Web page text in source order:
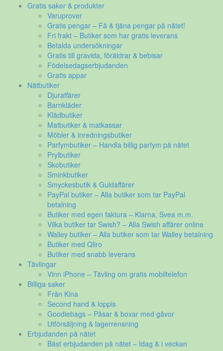
Gratis saker & produkter
Varuprover
Gratis pengar – Få & tjäna pengar på nätet!
Fri frakt – Butiker som har gratis leverans
Betalda undersökningar
Gratis till gravida, föräldrar & bebisar
Födelsedagserbjudanden
Gratis appar
Nätbutiker
Djuraffärer
Barnkläder
Klädbutiker
Matbutiker & matkassar
Möbler & inredningsbutiker
Parfymbutiker – Handla billig parfym på nätet
Prylbutiker
Skobutiker
Sminkbutiker
Smyckesbutik & Guldaffärer
PayPal butiker – Alla butiker som tar PayPal
betalning
Butiker med egen faktura – Klarna, Svea m.m.
Vilka butiker tar Swish? – Alla Swish affärer online
Walley butiker – Alla butiker som tar Walley betalning
Butiker med Qliro
Butiker med snabb leverans
Tävlingar
Vinn iPhone – Tävling om gratis mobiltelefon
Billiga saker
Från Kina
Second hand & loppis
Goodiebags – Påsar & boxar med gåvor
Utförsäljning & lagerrensning
Erbjudanden på nätet
Bäst erbjudanden på nätet – Idag & i veckan